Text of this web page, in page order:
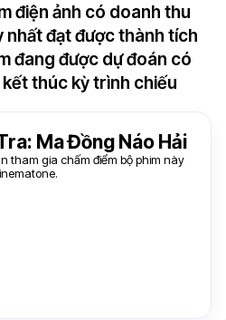
điện ảnh có doanh thu
đạt được thành tích
đang được dự đoán có
kết thúc kỳ trình chiếu
Ma Đồng Náo Hải
tham gia chấm điểm bộ phim này